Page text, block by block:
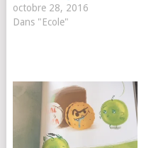
octobre 28, 2016
Dans "Ecole"